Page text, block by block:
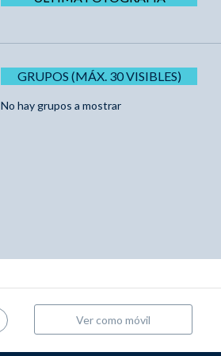
GRUPOS (MÁX. 30 VISIBLES)
No hay grupos a mostrar